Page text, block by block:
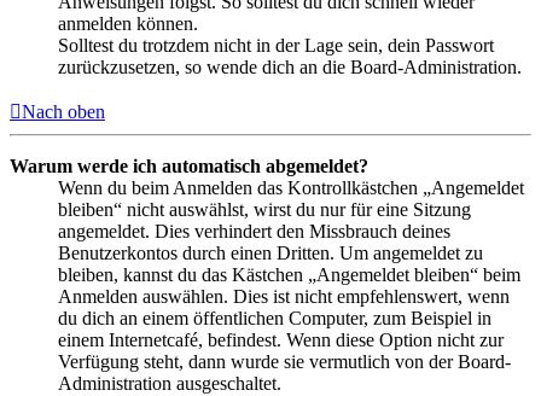
anmelden können.
Solltest du trotzdem nicht in der Lage sein, dein Passwort
zurückzusetzen, so wende dich an die Board-Administration.
Nach oben
Warum werde ich automatisch abgemeldet?
Wenn du beim Anmelden das Kontrollkästchen „Angemeldet
bleiben“ nicht auswählst, wirst du nur für eine Sitzung
angemeldet. Dies verhindert den Missbrauch deines
Benutzerkontos durch einen Dritten. Um angemeldet zu
bleiben, kannst du das Kästchen „Angemeldet bleiben“ beim
Anmelden auswählen. Dies ist nicht empfehlenswert, wenn
du dich an einem öffentlichen Computer, zum Beispiel in
einem Internetcafé, befindest. Wenn diese Option nicht zur
Verfügung steht, dann wurde sie vermutlich von der Board-
Administration ausgeschaltet.